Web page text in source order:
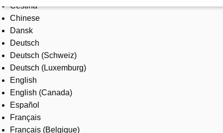
Products & Solutions
Industries
Services
About us
Where to buy
Contact us
Careers
Čeština
Chinese
Dansk
Deutsch
Deutsch (Schweiz)
Deutsch (Luxemburg)
English
English (Canada)
Español
Français
Français (Belgique)